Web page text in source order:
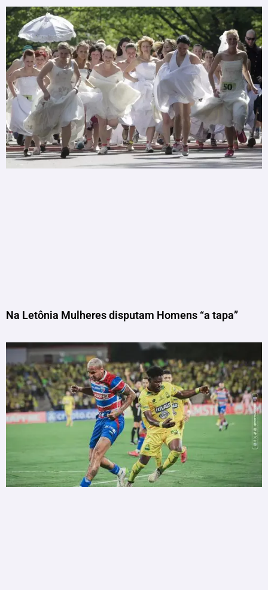
Na Letônia Mulheres disputam Homens “a tapa”